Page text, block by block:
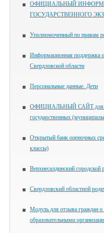
ОФИЦИАЛЬНЫЙ
ГОСУДАРСТВЕННОГО
Уполномоченный по правам
Информационная поддержка
Свердловской области
Персональные данные. Дети
ОФИЦИАЛЬНЫЙ САЙТ для
государственных
Открытый банк оценочных
классы)
Верхнесалдинский городской
Свердловский областной
Модуль для отзыва граждан о
образовательными